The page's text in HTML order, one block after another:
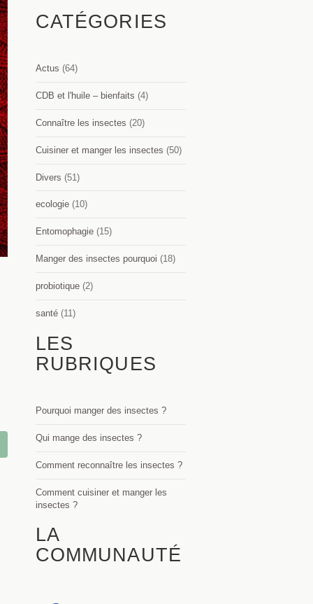
CATÉGORIES
Actus (64)
CDB et l'huile – bienfaits (4)
Connaître les insectes (20)
Cuisiner et manger les insectes (50)
Divers (51)
ecologie (10)
Entomophagie (15)
Manger des insectes pourquoi (18)
probiotique (2)
santé (11)
LES
RUBRIQUES
Pourquoi manger des insectes ?
Qui mange des insectes ?
Comment reconnaître les insectes ?
Comment cuisiner et manger les
insectes ?
LA
COMMUNAUTÉ